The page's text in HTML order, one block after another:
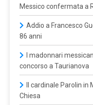
Messico confermata a
Addio a Francesco
86 anni
I madonnari
concorso a Taurianova
Il cardinale Parolin
Chiesa